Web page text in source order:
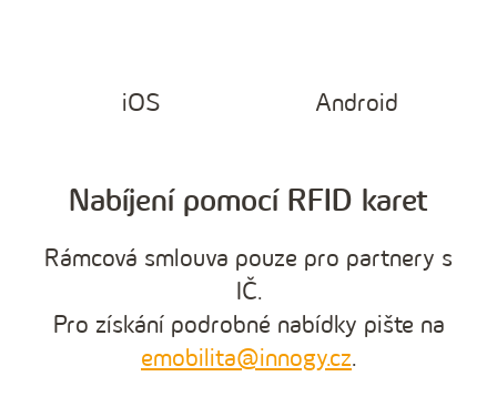
iOS Android
Nabíjení pomocí RFID karet
Rámcová smlouva pouze pro partnery s
IČ.
Pro získání podrobné nabídky pište na
emobilita@innogy.cz.